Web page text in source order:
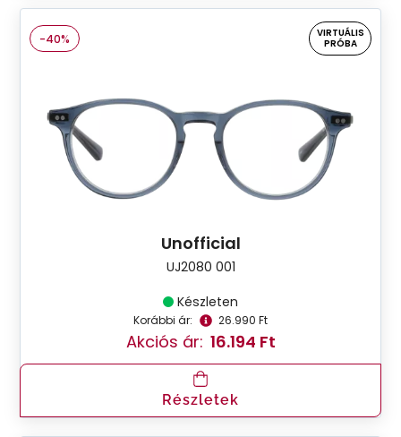
-40%
VIRTUÁLIS
PRÓBA
Unofficial
UJ2080 001
Készleten
Korábbi ár: 26.990 Ft
Akciós ár: 16.194 Ft
Részletek